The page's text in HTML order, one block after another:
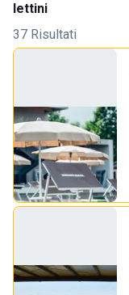
lettini
37 Risultati